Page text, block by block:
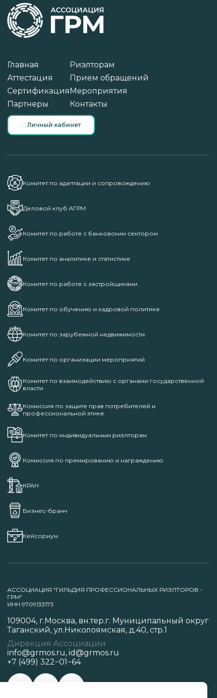
Главная
Аттестация
Сертификация
Партнеры
Риэлторам
Прием обращений
Мероприятия
Контакты
Личный кабинет
Комитет по адаптации и сопровождению
Деловой клуб АГРМ
Комитет по работе с банковским сектором
Комитет по аналитике и статистике
Комитет по работе с застройщиками
Комитет по обучению и кадровой политике
Комитет по зарубежной недвижимости
Комитет по организации мероприятий
Комитет по взаимодействию с органами государственной
власти
Комиссия по защите прав потребителей и
профессиональной этике
Комитет по индивидуальным риэлторам
Комиссия по премированию и награждению
КРАН
Бизнес-бранч
Кейсориум
АССОЦИАЦИЯ "ГИЛЬДИЯ ПРОФЕССИОНАЛЬНЫХ РИЭЛТОРОВ -
ГРМ"
ИНН 9709133173
109004, г.Москва, вн.тер.г. Муниципальный округ
Таганский, ул.Николоямская, д.40, стр.1
Дирекция Ассоциации
info@grmos.ru, id@grmos.ru
+7 (499) 322−01−64